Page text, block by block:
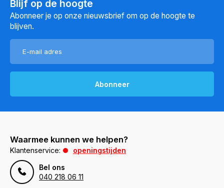
Blijf op de hoogte
Abonneer je op onze nieuwsbrief om op de hoogte te
blijven.
Abonneer
Waarmee kunnen we helpen?
Klantenservice:
openingstijden
Bel ons
040 218 06 11